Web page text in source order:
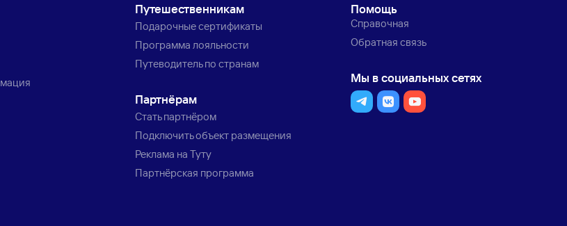
Путешественникам
Подарочные сертификаты
Программа лояльности
Путеводитель по странам
Партнёрам
Стать партнёром
Подключить объект размещения
Реклама на Туту
Партнёрская программа
Помощь
Справочная
Обратная связь
Мы в социальных сетях